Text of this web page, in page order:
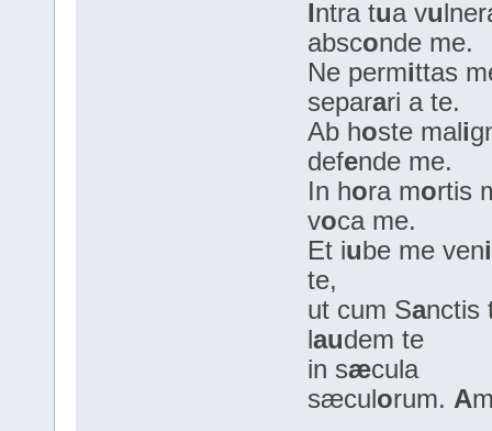
Intra tua vu
absconde me.
Ne permittas
separari a te.
Ab hoste mali
defende me.
In hora mortis
voca me.
Et iube me veni
te,
ut cum Sanctis
laudem te
in sæcula
sæculorum. A